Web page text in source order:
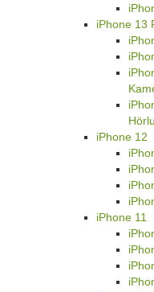
iPhone 13
iPhone 12
iPhone 11